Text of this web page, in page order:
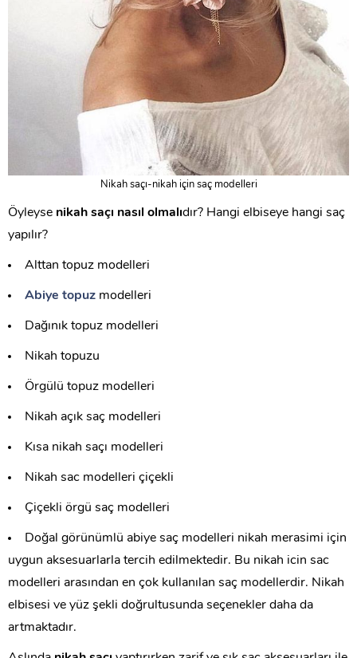
Nikah saçı-nikah için saç modelleri
Öyleyse nikah saçı nasıl olmalıdır? Hangi elbiseye hangi saç
yapılır?
Alttan topuz modelleri
Abiye topuz modelleri
Dağınık topuz modelleri
Nikah topuzu
Örgülü topuz modelleri
Nikah açık saç modelleri
Kısa nikah saçı modelleri
Nikah sac modelleri çiçekli
Çiçekli örgü saç modelleri
Doğal görünümlü abiye saç modelleri nikah merasimi için
uygun aksesuarlarla tercih edilmektedir. Bu nikah icin sac
modelleri arasından en çok kullanılan saç modellerdir. Nikah
elbisesi ve yüz şekli doğrultusunda seçenekler daha da
artmaktadır.